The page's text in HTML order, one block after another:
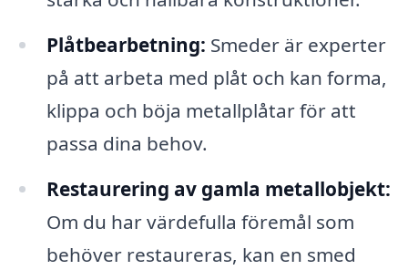
Plåtbearbetning: Smeder är experter
på att arbeta med plåt och kan forma,
klippa och böja metallplåtar för att
passa dina behov.
Restaurering av gamla metallobjekt:
Om du har värdefulla föremål som
behöver restaureras, kan en smed